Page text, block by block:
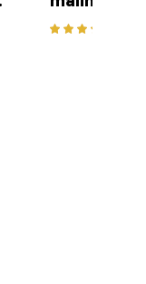
osvědčené